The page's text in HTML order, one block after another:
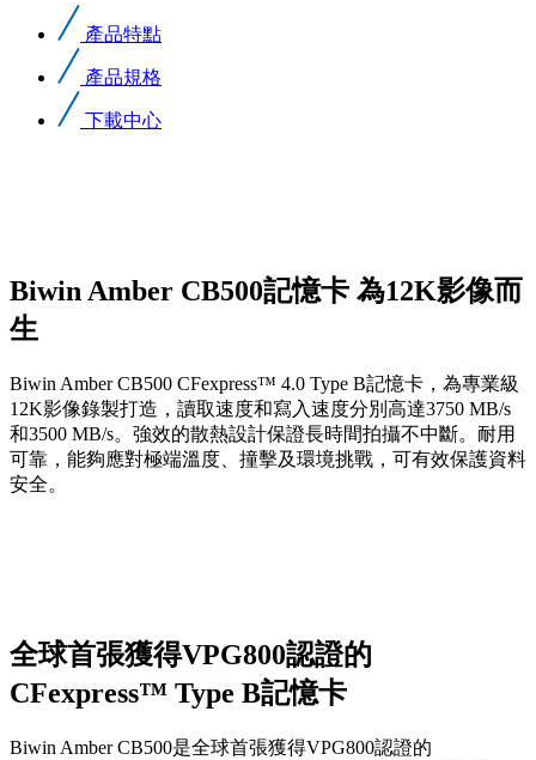
產品特點
產品規格
下載中心
Biwin Amber CB500記憶卡 為12K影像而
生
Biwin Amber CB500 CFexpress™ 4.0 Type B記憶卡，為專業級
12K影像錄製打造，讀取速度和寫入速度分別高達3750 MB/s
和3500 MB/s。強效的散熱設計保證長時間拍攝不中斷。耐用
可靠，能夠應對極端溫度、撞擊及環境挑戰，可有效保護資料
安全。
全球首張獲得VPG800認證的
CFexpress™ Type B記憶卡
Biwin Amber CB500是全球首張獲得VPG800認證的